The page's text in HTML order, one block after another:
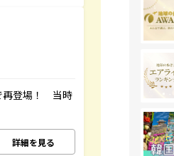
再登場！ 当時
詳細を見る